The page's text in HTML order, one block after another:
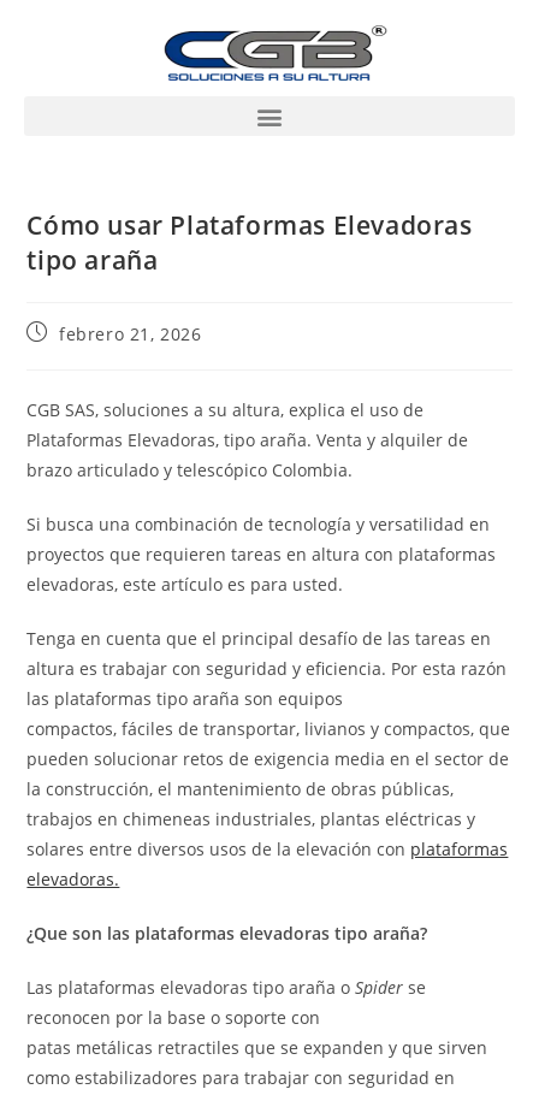
Cómo usar Plataformas Elevadoras
tipo araña
febrero 21, 2026
CGB SAS, soluciones a su altura, explica el uso de
Plataformas Elevadoras, tipo araña. Venta y alquiler de
brazo articulado y telescópico Colombia.
Si busca una combinación de tecnología y versatilidad en
proyectos que requieren tareas en altura con plataformas
elevadoras, este artículo es para usted.
Tenga en cuenta que el principal desafío de las tareas en
altura es trabajar con seguridad y eficiencia. Por esta razón
las plataformas tipo araña son equipos
compactos, fáciles de transportar, livianos y compactos, que
pueden solucionar retos de exigencia media en el sector de
la construcción, el mantenimiento de obras públicas,
trabajos en chimeneas industriales, plantas eléctricas y
solares entre diversos usos de la elevación con plataformas
elevadoras.
¿Que son las plataformas elevadoras tipo araña?
Las plataformas elevadoras tipo araña oSpiderse
reconocen por la base o soporte con
patas metálicas retractiles que se expanden y que sirven
como estabilizadores para trabajar con seguridad en